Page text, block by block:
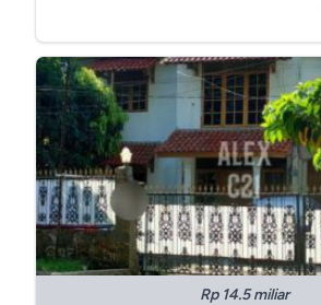
Rp 14.5 miliar